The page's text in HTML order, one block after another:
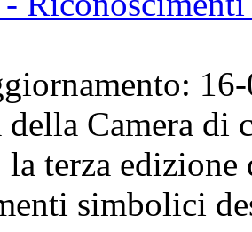
Camera di
terza edizione
simbolici